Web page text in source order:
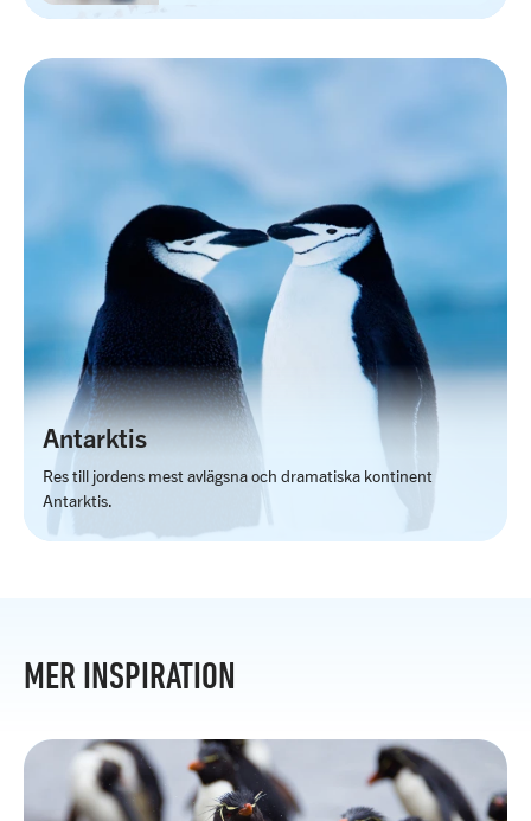
Antarktis
Res till jordens mest avlägsna och dramatiska kontinent
Antarktis.
MER INSPIRATION